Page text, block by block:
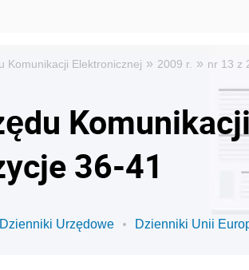
Komunikacji Elektronicznej » 2009 r. » nr 13 z
36-41
Dzienniki Urzędowe Dzienniki Unii